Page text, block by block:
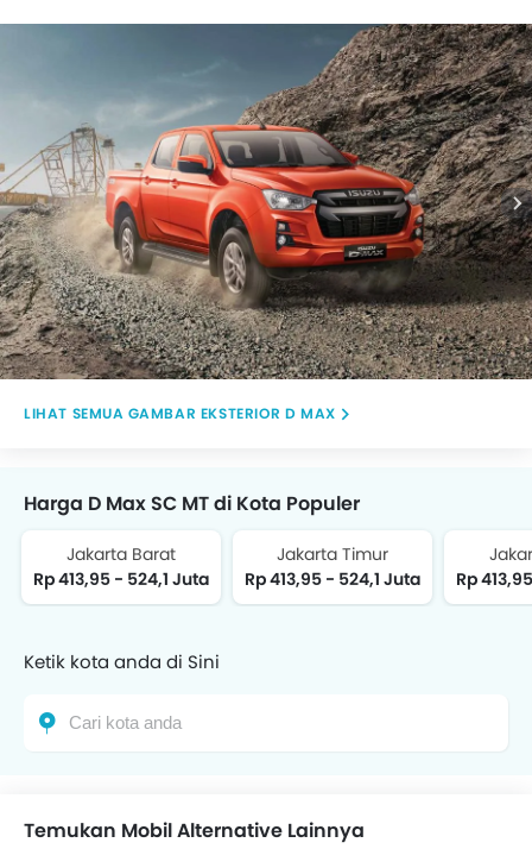
GAMBAR EKSTERIOR D MAX
Harga D Max SC MT di Kota Populer
Jakarta Barat
Rp 413,95 - 524,1 Juta
Jakarta Timur
Rp 413,95 - 524,1 Juta
Rp
Ketik kota anda di Sini
Temukan Mobil Alternative Lainnya